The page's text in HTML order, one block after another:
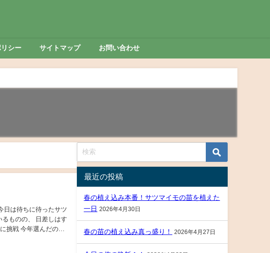
シー サイトマップ お問い合わせ
ものの、 日差しはす
最近の投稿
春の植え込み本番！サツマイモの苗を植えた
一日 2026年4月30日
春の苗の植え込み真っ盛り！ 2026年4月27日